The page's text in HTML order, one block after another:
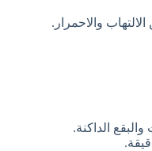
والاحمرار.
الداكنة.